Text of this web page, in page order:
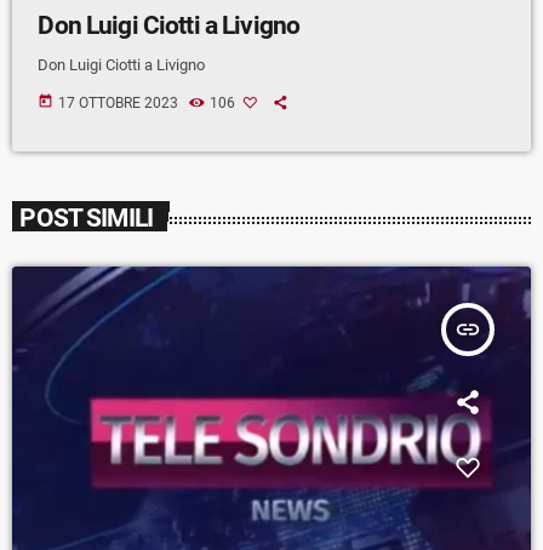
Don Luigi Ciotti a Livigno
Don Luigi Ciotti a Livigno
today 17 OTTOBRE 2023 106
POST SIMILI
insert_link